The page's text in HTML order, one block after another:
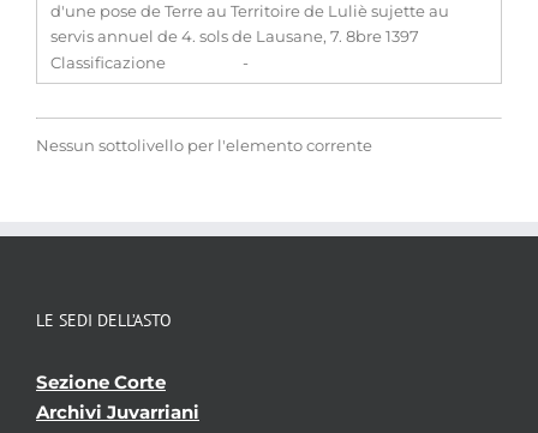
d'une pose de Terre au Territoire de Luliè sujette au
servis annuel de 4. sols de Lausane, 7. 8bre 1397
Classificazione
-
Nessun sottolivello per l'elemento corrente
LE SEDI DELL’ASTO
Sezione Corte
Archivi Juvarriani